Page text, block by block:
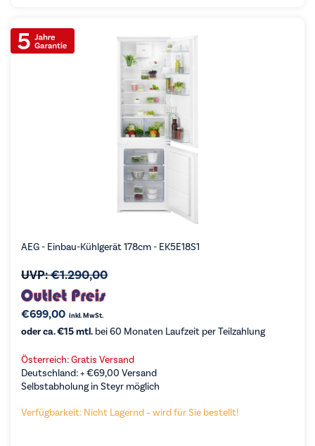
AEG - Einbau-Kühlgerät 178cm - EK5E18S1
UVP:€1.290,00
€699,00 inkl. MwSt.
oder ca. €15 mtl. bei 60 Monaten Laufzeit per Teilzahlung
Österreich: Gratis Versand
Deutschland: +€69,00 Versand
Selbstabholung in Steyr möglich
Verfügbarkeit: Nicht Lagernd – wird für Sie bestellt!